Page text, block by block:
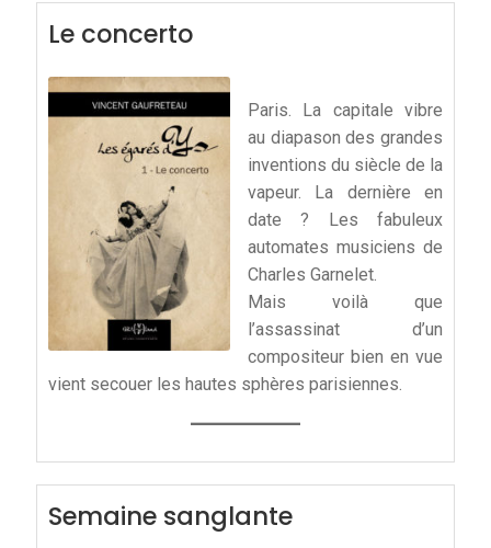
Le concerto
Paris. La capitale vibre
au diapason des grandes
inventions du siècle de la
vapeur. La dernière en
date ? Les fabuleux
automates musiciens de
Charles Garnelet.
Mais voilà que
l’assassinat d’un
compositeur bien en vue
vient secouer les hautes sphères parisiennes.
Semaine sanglante